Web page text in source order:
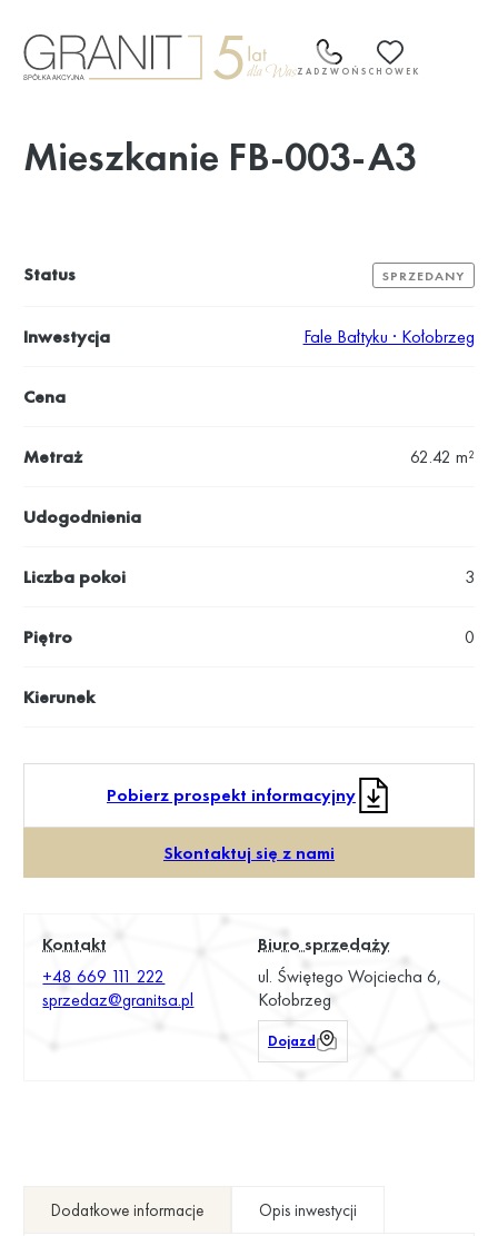
do
treści
ZADZWOŃ SCHOWEK
Dodatkowe informacje Opis inwestycji
Mieszkanie FB-003-A3
Status SPRZEDANY
Inwestycja Fale Bałtyku · Kołobrzeg
Cena
Metraż 62.42 m²
Udogodnienia
Liczba pokoi 3
Piętro 0
Kierunek
Pobierz prospekt informacyjny
Skontaktuj się z nami
Kontakt
+48 669 111 222
sprzedaz@granitsa.pl
Biuro sprzedaży
ul. Świętego Wojciecha 6,
Kołobrzeg
Dojazd